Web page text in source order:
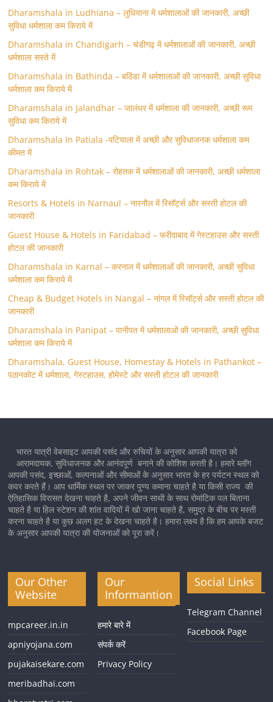
Dharamshala in Ludhiana – लुधियाना में धर्मशालाओं की जानकारी, अच्छी
सुविधा धर्मशाला कम किराये में
Dharamshala in Chandigarh – चंडीगढ़ में धर्मशालाओं की जानकारी, अच्छी
धर्मशाला सस्ते में
Dharamshala in Bathinda – बठिंडा में धर्मशालाओं की जानकारी, अच्छी सुविधा
धर्मशाला कम किराये में
Dharamshala in Jalandhar – जालंधर में धर्मशाला की जानकारी, अच्छी रूम
सुविधा कम किराये में
Dharamshala In Patiala -पटियाला में अच्छी और सुविधाजनक धर्मशाला कम
कीमत में
Dharamshala in Rohtak – रोहतक में धर्मशालाओं की जानकारी, अच्छी धर्मशाला
कम किराये में
Resorts & Hotels in Narnaul – नारनौल में रिसॉर्ट्स और सस्ती होटल की
जानकारी
Guest House & Hotels in Faridabad – फरीदाबाद में गेस्टहाउस और सस्ती
होटल की जानकारी
Dharamshala in Karnal – करनाल में धर्मशालाओं की जानकारी, अच्छी सुविधा
धर्मशाला कम किराये में
Cheap & Budget Hotels in Nangal – नांगल में रिसॉर्ट्स और सस्ती होटल की
जानकारी
Dharamshala in Panipat – पानीपत में धर्मशालाओं की जानकारी, अच्छी सुविधा
धर्मशाला कम किराये में
Dharamshala, Guest House, Homestay & Hotels in Pathankot –
पठानकोट में धर्मशाला, गेस्टहाउस, होमेस्टे और सस्ती होटल की जानकारी
भारत यात्री वेबसाइट आपकी पसंद और रुचियों के अनुसार आपकी यात्रा को
आरामदायक, सुविधाजनक और आनंदपूर्ण बनाने की कोशिश करती है। हमारे ब्लॉग
आपकी पसंद, इच्छाओं, कल्पनाओं और सीमाओं के अनुसार भारत के हर पर्यटन स्थल को
कवर करते हैं। आप धार्मिक स्थल पर जाकर पुण्य कमाना चाहते है या किसी राज्य की
ऐतिहासिक विरासत देखना चाहते है, अपने जीवन साथी के साथ रोमांटिक पल बिताना
चाहते है या हिल स्टेशन की शांत वादियों में खो जाना चाहते है, समुद्र के बीच पर मस्ती
करना चाहते है या कुछ अलग हट के देखना चाहते है। हमारा लक्ष्य है कि हम आपके बजट
के अनुसार आपकी यात्रा की योजनाओं को पूरा करें।
Our Other
Website
mpcareer.in.in
apniyojana.com
pujakaisekare.com
meribadhai.com
Our
Informantion
हमारे बारे में
संपर्क करें
Privacy Policy
Social Links
Telegram Channel
Facebook Page